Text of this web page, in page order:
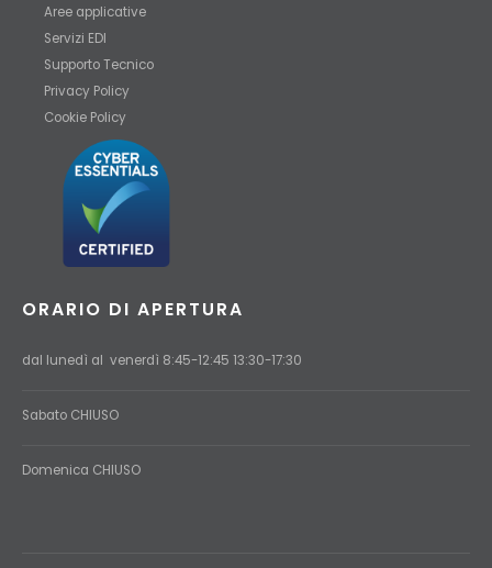
Aree applicative
Servizi EDI
Supporto Tecnico
Privacy Policy
Cookie Policy
ORARIO DI APERTURA
dal lunedì al venerdì 8:45-12:45 13:30-17:30
Sabato CHIUSO
Domenica CHIUSO